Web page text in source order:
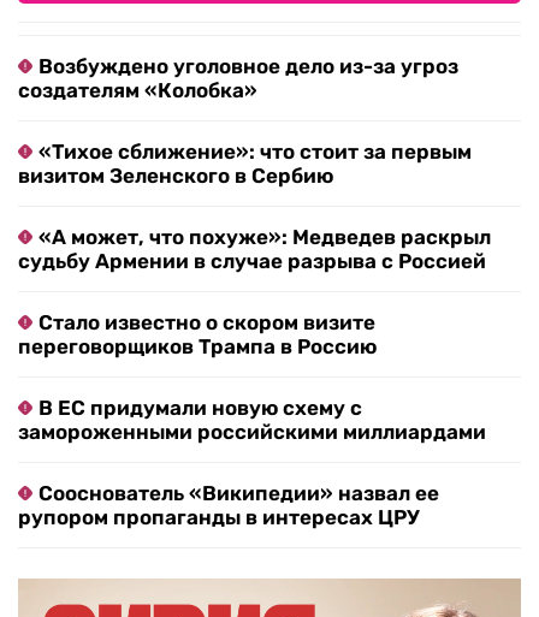
Возбуждено уголовное дело из-за угроз
создателям «Колобка»
«Тихое сближение»: что стоит за первым
визитом Зеленского в Сербию
«А может, что похуже»: Медведев раскрыл
судьбу Армении в случае разрыва с Россией
Стало известно о скором визите
переговорщиков Трампа в Россию
В ЕС придумали новую схему с
замороженными российскими миллиардами
Сооснователь «Википедии» назвал ее
рупором пропаганды в интересах ЦРУ